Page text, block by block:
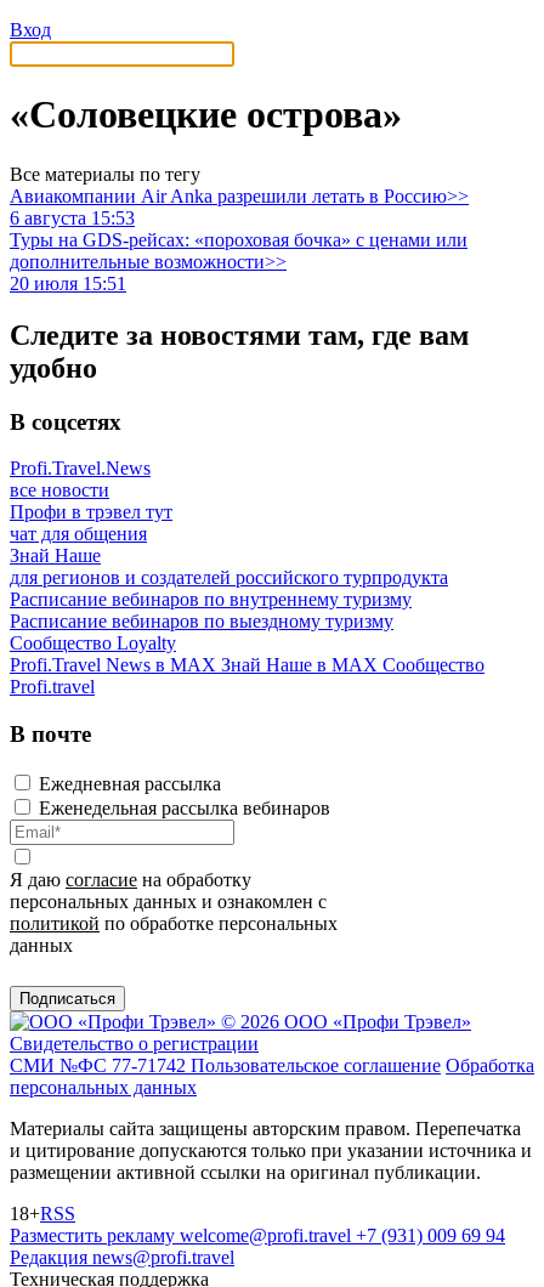
Вход
«Соловецкие острова»
Все материалы по тегу
Авиакомпании Air Anka разрешили летать в Россию>>
6 августа 15:53
Туры на GDS-рейсах: «пороховая бочка» с ценами или
дополнительные возможности>>
20 июля 15:51
Следите за новостями там, где вам
удобно
В соцсетях
Profi.Travel.News
все новости
Профи в трэвел тут
чат для общения
Знай Наше
для регионов и создателей российского турпродукта
Расписание вебинаров по внутреннему туризму
Расписание вебинаров по выездному туризму
Сообщество Loyalty
Profi.Travel News в MAX Знай Наше в MAX Сообщество
Profi.travel
В почте
Ежедневная рассылка
Еженедельная рассылка вебинаров
Я даю согласие на обработку
персональных данных и ознакомлен с
политикой по обработке персональных
данных
Подписаться
© 2026 ООО «Профи Трэвeл»
Свидетельство о регистрации
СМИ №ФС 77-71742 Пользовательское соглашение Обработка
персональных данных
Материалы сайта защищены авторским правом. Перепечатка
и цитирование допускаются только при указании источника и
размещении активной ссылки на оригинал публикации.
18+RSS
Разместить рекламу welcome@profi.travel +7 (931) 009 69 94
Редакция news@profi.travel
Техническая поддержка